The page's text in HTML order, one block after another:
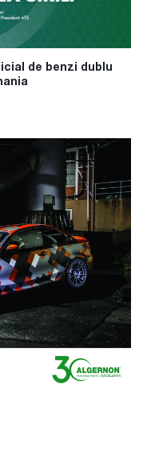
de benzi dublu